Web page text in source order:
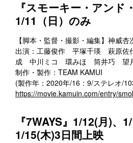
『スモーキー・アンド
1/11（日）のみ
【脚本・監督・撮影・編集】神威杏
出演：工藤俊作 平塚千瑛 萩原
成 中川ミコ 環みほ 筒井巧 望
制作・製作：TEAM KAMUI
(製作年：2020年/16：9/ステレオ/
https://movie.kamuin.com/entry/
『7WAYS』1/12(月)、1/
1/15(木)3日間上映